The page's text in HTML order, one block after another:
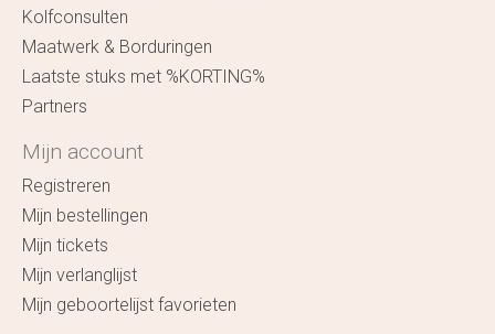
Kolfconsulten
Maatwerk & Borduringen
Laatste stuks met %KORTING%
Partners
Mijn account
Registreren
Mijn bestellingen
Mijn tickets
Mijn verlanglijst
Mijn geboortelijst favorieten